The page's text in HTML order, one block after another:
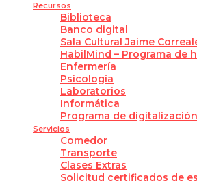
Recursos
Biblioteca
Banco digital
Sala Cultural Jaime
HabilMind – Programa de
Enfermería
Psicología
Laboratorios
Informática
Programa de digitalización
Servicios
Comedor
Transporte
Clases Extras
Solicitud certificados de